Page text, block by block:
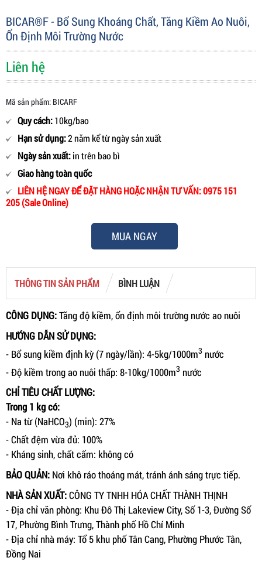
BICAR®F - Bổ Sung Khoáng Chất, Tăng Kiềm Ao Nuôi,
Ổn Định Môi Trường Nước
Liên hệ
Mã sản phẩm: BICARF
Quy cách:10kg/bao
Hạn sử dụng:2 năm kể từ ngày sản xuất
Ngày sản xuất:in trên bao bì
Giao hàng toàn quốc
LIÊN HỆ NGAY ĐỂ ĐẶT HÀNG HOẶC NHẬN TƯ VẤN: 0975 151
205 (Sale Online)
MUA NGAY
THÔNG TIN SẢN PHẨM BÌNH LUẬN
CÔNG DỤNG:Tăng độ kiềm, ổn định môi trường nước ao nuôi
HƯỚNG DẪN SỬ DỤNG:
- Bổ sung kiềm định kỳ (7 ngày/lần): 4-5kg/1000m3 nước
- Độ kiềm trong ao nuôi thấp: 8-10kg/1000m3 nước
CHỈ TIÊU CHẤT LƯỢNG:
Trong 1 kg có:
- Na từ (NaHCO3) (min): 27%
- Chất đệm vừa đủ: 100%
- Kháng sinh, chất cấm: không có
BẢO QUẢN: Nơi khô ráo thoáng mát, tránh ánh sáng trực tiếp.
NHÀ SẢN XUẤT:CÔNG TY TNHH HÓA CHẤT THÀNH THỊNH
- Địa chỉ văn phòng: Khu Đô Thị Lakeview City, Số 1-3, Đường Số
17, Phường Bình Trưng, Thành phố Hồ Chí Minh
- Địa chỉ nhà máy: Tổ 5 khu phố Tân Cang, Phường Phước Tân,
Đồng Nai